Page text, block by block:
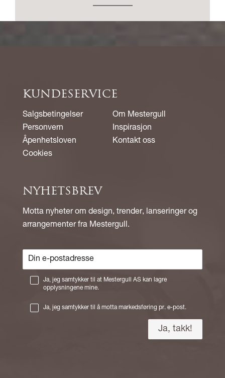
KUNDESERVICE
Salgsbetingelser
Personvern
Åpenhetsloven
Cookies
Om Mestergull
Inspirasjon
Kontakt oss
NYHETSBREV
Motta nyheter om design, trender, lanseringer og
arrangementer fra Mestergull.
Ja, jeg samtykker til at Mestergull AS kan lagre
opplysningene mine.
Ja, jeg samtykker til å motta markedsføring pr. e-post.